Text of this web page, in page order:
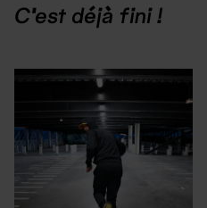
C'est déjà fini !